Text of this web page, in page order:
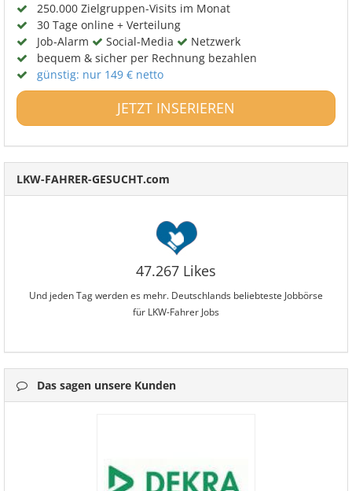
250.000 Zielgruppen-Visits im Monat
30 Tage online + Verteilung
Job-Alarm
Social-Media
Netzwerk
bequem & sicher per Rechnung bezahlen
günstig: nur 149 € netto
JETZT INSERIEREN
LKW-FAHRER-GESUCHT.com
47.267 Likes
Und jeden Tag werden es mehr. Deutschlands beliebteste Jobbörse
für LKW-Fahrer Jobs
Das sagen unsere Kunden